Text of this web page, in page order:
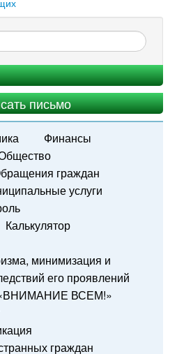
письмо
Финансы
граждан
услуги
Калькулятор
минимизация и
его проявлений
«ВНИМАНИЕ ВСЕМ!»
граждан